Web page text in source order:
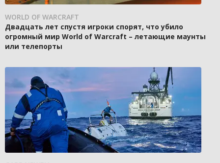
WORLD OF WARCRAFT
Двадцать лет спустя игроки спорят, что убило
огромный мир World of Warcraft – летающие маунты
или телепорты